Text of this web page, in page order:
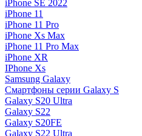
iPhone SE 2022
iPhone 11
iPhone 11 Pro
iPhone Xs Max
iPhone 11 Pro Max
iPhone XR
IPhone Xs
Samsung Galaxy
Смартфоны серии Galaxy S
Galaxy S20 Ultra
Galaxy S22
Galaxy S20FE
Galaxy S22 Ultra